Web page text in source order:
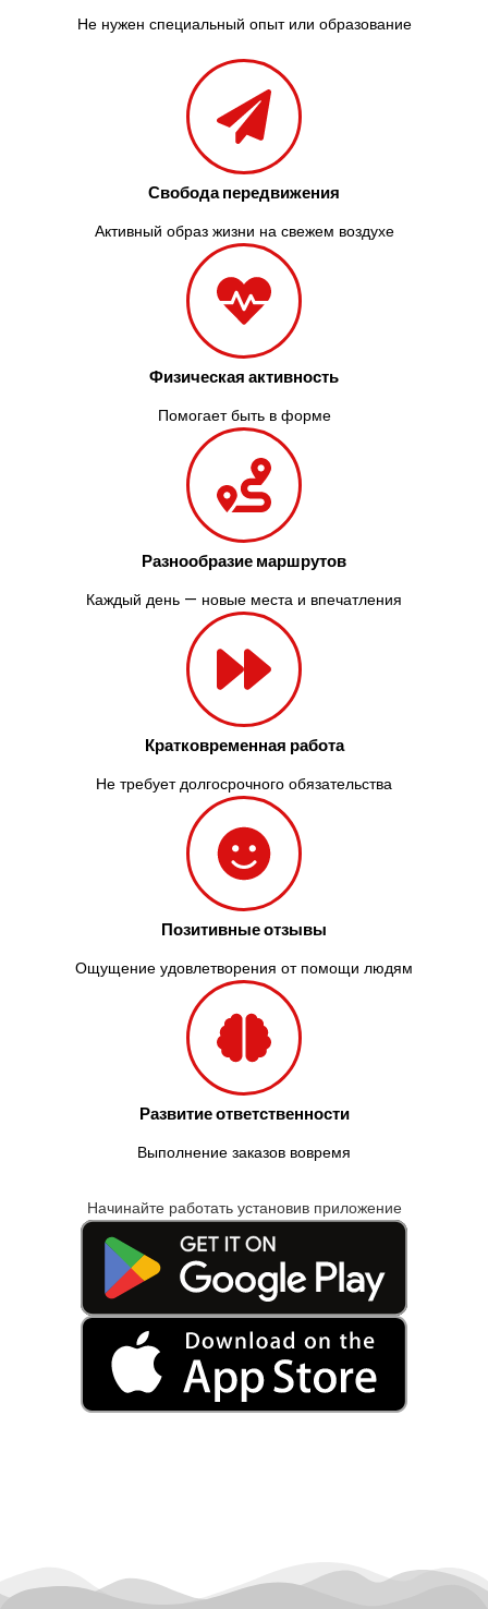
Не нужен специальный опыт или образование
Свобода передвижения
Активный образ жизни на свежем воздухе
Физическая активность
Помогает быть в форме
Разнообразие маршрутов
Каждый день — новые места и впечатления
Кратковременная работа
Не требует долгосрочного обязательства
Позитивные отзывы
Ощущение удовлетворения от помощи людям
Развитие ответственности
Выполнение заказов вовремя
Начинайте работать установив приложение